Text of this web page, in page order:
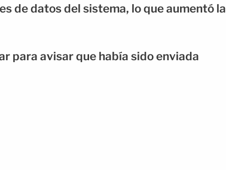
de datos del sistema, lo que aumentó la
para avisar que había sido enviada